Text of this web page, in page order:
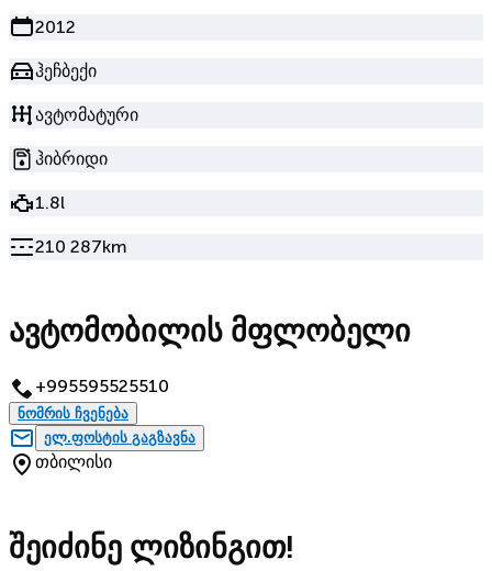
2012
ჰეჩბექი
ავტომატური
ჰიბრიდი
1.8l
210 287km
ავტომობილის მფლობელი
+995595525510
ნომრის ჩვენება
ელ.ფოსტის გაგზავნა
თბილისი
შეიძინე ლიზინგით!